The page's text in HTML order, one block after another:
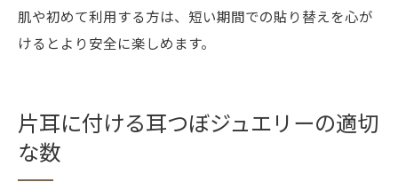
肌や初めて利用する方は、短い期間での貼り替えを心が
けるとより安全に楽しめます。
片耳に付ける耳つぼジュエリーの適切
な数